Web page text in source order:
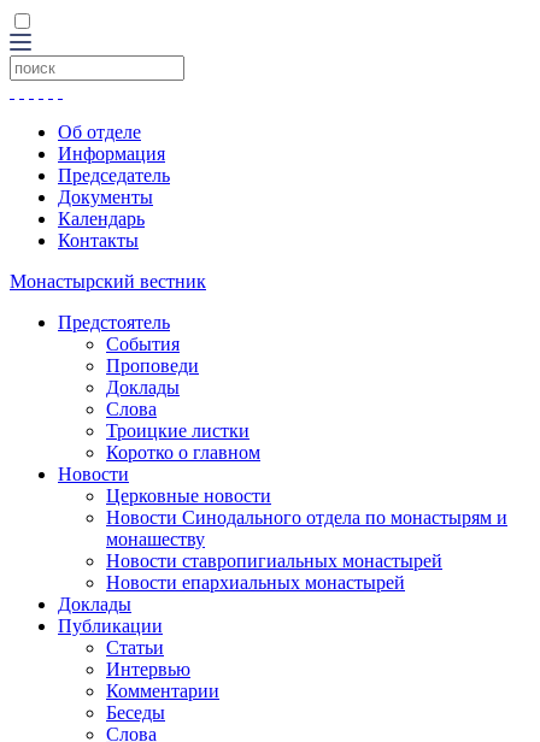
Об отделе
Информация
Председатель
Документы
Календарь
Контакты
Монастырский вестник
Предстоятель
События
Проповеди
Доклады
Слова
Троицкие листки
Коротко о главном
Новости
Церковные новости
Новости Синодального отдела по монастырям и
монашеству
Новости ставропигиальных монастырей
Новости епархиальных монастырей
Доклады
Публикации
Статьи
Интервью
Комментарии
Беседы
Слова